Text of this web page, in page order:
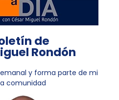
de
Rondón
y forma parte de mi
comunidad